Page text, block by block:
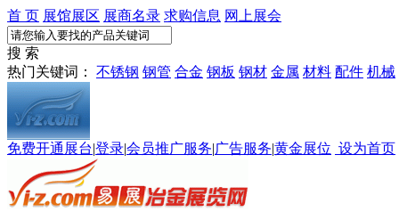
首 页 展馆展区 展商名录 求购信息 网上展会
搜 索
热门关键词： 不锈钢 钢管 合金 钢板 钢材 金属 材料 配件 机械
免费开通展台|登录|会员推广服务|广告服务|黄金展位 设为首页